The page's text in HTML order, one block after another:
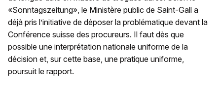
«Sonntagszeitung», le Ministère public de Saint-Gall a
déjà pris l’initiative de déposer la problématique devant la
Conférence suisse des procureurs. Il faut dès que
possible une interprétation nationale uniforme de la
décision et, sur cette base, une pratique uniforme,
poursuit le rapport.